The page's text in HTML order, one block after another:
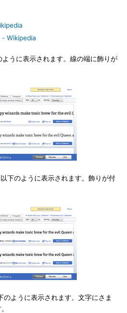
- Wikipedia
うに表示されます。線の端に飾りが
下のように表示されます。飾りが付
ように表示されます。文字にさま